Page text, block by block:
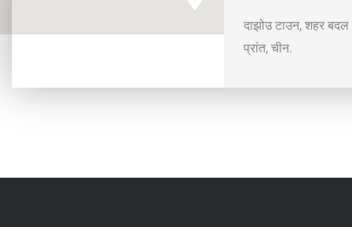
दाझोउ टाउन, शहर बदल
प्रांत, चीन.